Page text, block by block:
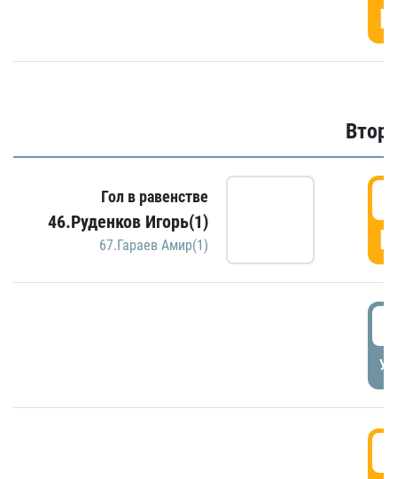
Гол в равенстве
46.Руденков Игорь(1)
67.Гараев Амир(1)